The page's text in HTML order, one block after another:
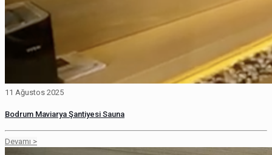
11 Ağustos 2025
Bodrum Maviarya Şantiyesi Sauna
Devamı >